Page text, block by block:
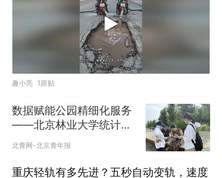
趣小亮 1跟贴
数据赋能公园精细化服务
——北京林业大学统计学
子赴温榆河公园朝阳段开
北青网-北京青年报
重庆轻轨有多先进？五秒自动变轨，速度